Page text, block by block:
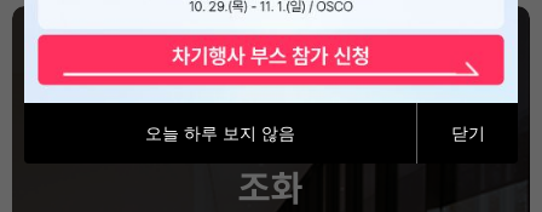
Program
디자인 마감재와 오브제의
조화
오늘 하루 보지 않음 닫기